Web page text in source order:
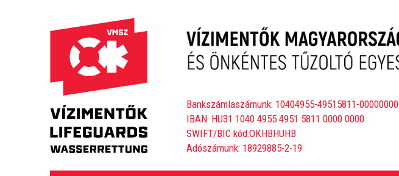
Bankszámlaszámunk: 10404955-49515811-00000000
IBAN: HU31 1040 4955 4951 5811 0000 0000
SWIFT/BIC kód:OKHBHUHB
Adószámunk: 18929885-2-19